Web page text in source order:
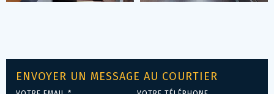
ENVOYER UN MESSAGE AU COURTIER